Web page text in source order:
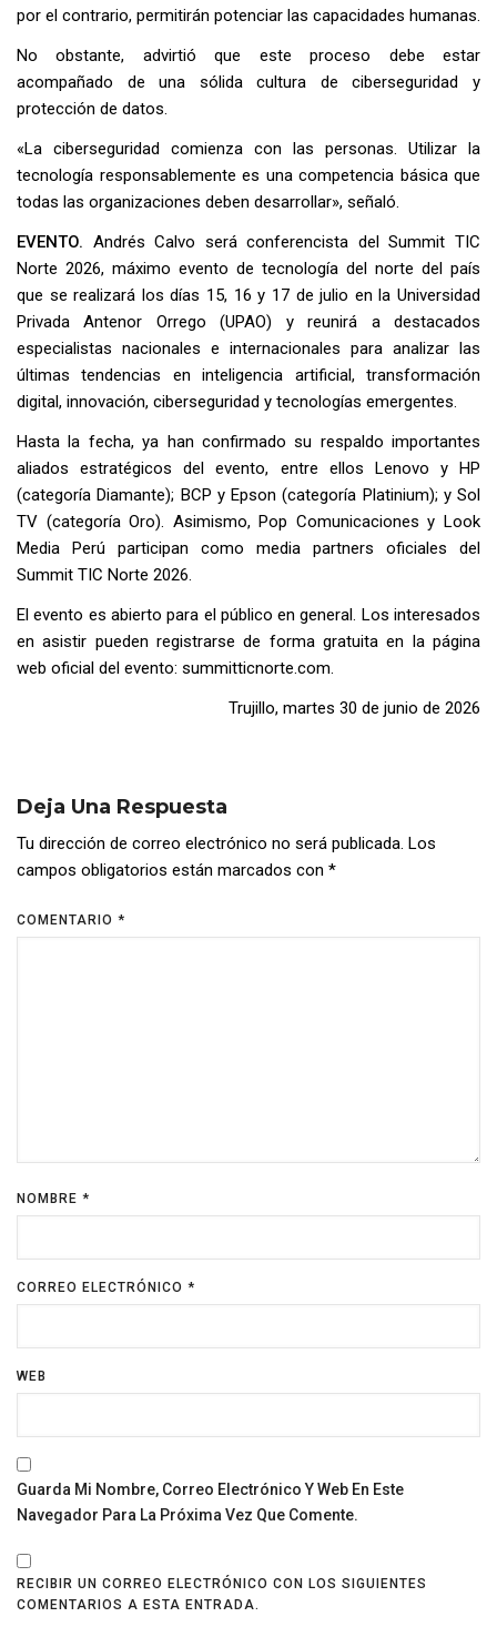
por el contrario, permitirán potenciar las capacidades humanas.
No obstante, advirtió que este proceso debe estar
acompañado de una sólida cultura de ciberseguridad y
protección de datos.
«La ciberseguridad comienza con las personas. Utilizar la
tecnología responsablemente es una competencia básica que
todas las organizaciones deben desarrollar», señaló.
EVENTO. Andrés Calvo será conferencista del Summit TIC
Norte 2026, máximo evento de tecnología del norte del país
que se realizará los días 15, 16 y 17 de julio en la Universidad
Privada Antenor Orrego (UPAO) y reunirá a destacados
especialistas nacionales e internacionales para analizar las
últimas tendencias en inteligencia artificial, transformación
digital, innovación, ciberseguridad y tecnologías emergentes.
Hasta la fecha, ya han confirmado su respaldo importantes
aliados estratégicos del evento, entre ellos Lenovo y HP
(categoría Diamante); BCP y Epson (categoría Platinium); y Sol
TV (categoría Oro). Asimismo, Pop Comunicaciones y Look
Media Perú participan como media partners oficiales del
Summit TIC Norte 2026.
El evento es abierto para el público en general. Los interesados
en asistir pueden registrarse de forma gratuita en la página
web oficial del evento: summitticnorte.com.
Trujillo, martes 30 de junio de 2026
Deja Una Respuesta
Tu dirección de correo electrónico no será publicada. Los
campos obligatorios están marcados con *
COMENTARIO *
NOMBRE *
CORREO ELECTRÓNICO *
WEB
Guarda Mi Nombre, Correo Electrónico Y Web En Este
Navegador Para La Próxima Vez Que Comente.
RECIBIR UN CORREO ELECTRÓNICO CON LOS SIGUIENTES
COMENTARIOS A ESTA ENTRADA.